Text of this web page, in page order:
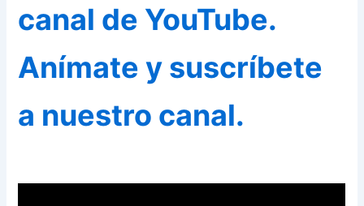
canal de YouTube.
Anímate y suscríbete
a nuestro canal.